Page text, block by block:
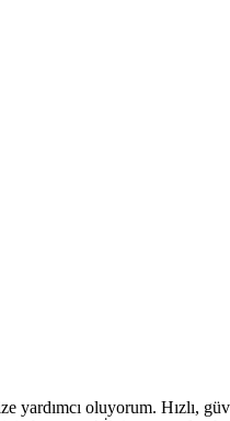
yardımcı oluyorum. Hızlı,